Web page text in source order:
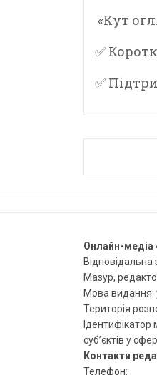
«Кут
✅
✅
Онлайн-медіа
Відповідальна
Мазур,
Мова видання:
Територія
Ідентифікатор
суб’єктів у
Контакти
Телефон: